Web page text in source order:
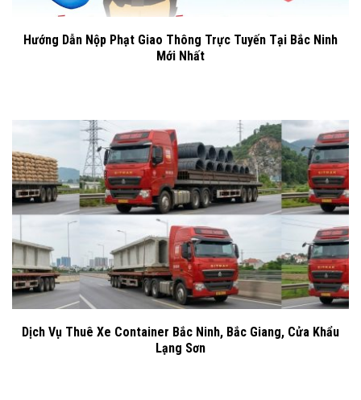
Hướng Dẫn Nộp Phạt Giao Thông Trực Tuyến Tại Bắc Ninh
Mới Nhất
Dịch Vụ Thuê Xe Container Bắc Ninh, Bắc Giang, Cửa Khẩu
Lạng Sơn